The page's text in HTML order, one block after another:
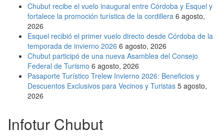
Chubut recibe el vuelo inaugural entre Córdoba y Esquel y
fortalece la promoción turística de la cordillera 6 agosto,
2026
Esquel recibió el primer vuelo directo desde Córdoba de la
temporada de invierno 2026 6 agosto, 2026
Chubut participó de una nueva Asamblea del Consejo
Federal de Turismo 6 agosto, 2026
Pasaporte Turístico Trelew Invierno 2026: Beneficios y
Descuentos Exclusivos para Vecinos y Turistas 5 agosto,
2026
Infotur Chubut